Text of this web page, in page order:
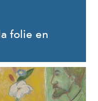
folie en